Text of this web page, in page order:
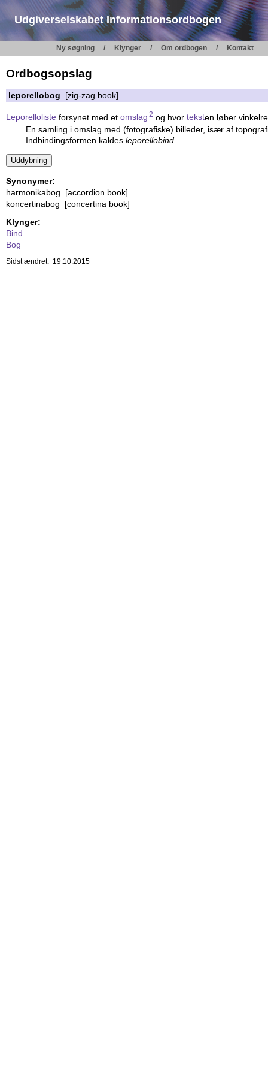
Udgiverselskabet Informationsordbogen
Ny søgning Klynger Om ordbogen Kontakt
Ordbogsopslag
leporellobog [zig-zag book]
Leporelloliste forsynet med et omslag 2 og hvorteksten løber
En samling i omslag med (fotografiske) billeder, især af
Indbindingsformen kaldes leporellobind.
Synonymer:
harmonikabog [accordion book]
koncertinabog [concertina book]
Klynger:
Bind
Bog
Sidst ændret: 19.10.2015